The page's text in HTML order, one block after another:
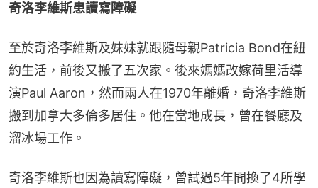
奇洛李維斯患讀寫障礙
至於奇洛李維斯及妹妹就跟隨母親Patricia Bond在紐
約生活，前後又搬了五次家。後來媽媽改嫁荷里活導
演Paul Aaron，然而兩人在1970年離婚，奇洛李維斯
搬到加拿大多倫多居住。他在當地成長，曾在餐廳及
溜冰場工作。
奇洛李維斯也因為讀寫障礙，曾試過5年間換了4所學